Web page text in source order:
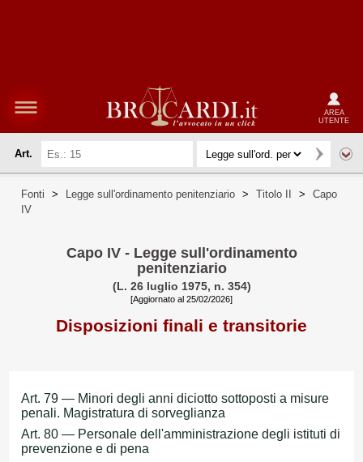
AREA
UTENTE
Art.
Fonti > Legge sull'ordinamento penitenziario > Titolo II >
Capo
IV
Capo IV - Legge sull'ordinamento
penitenziario
(L. 26 luglio 1975, n. 354)
[Aggiornato al 25/02/2026]
Disposizioni finali e transitorie
Art. 79 — Minori degli anni diciotto sottoposti a misure
penali. Magistratura di sorveglianza
Art. 80 — Personale dell'amministrazione degli istituti di
prevenzione e di pena